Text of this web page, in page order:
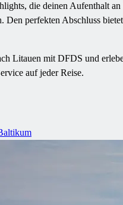
die deinen Aufenthalt an
Den perfekten Abschluss
Litauen mit DFDS und
auf jeder Reise.